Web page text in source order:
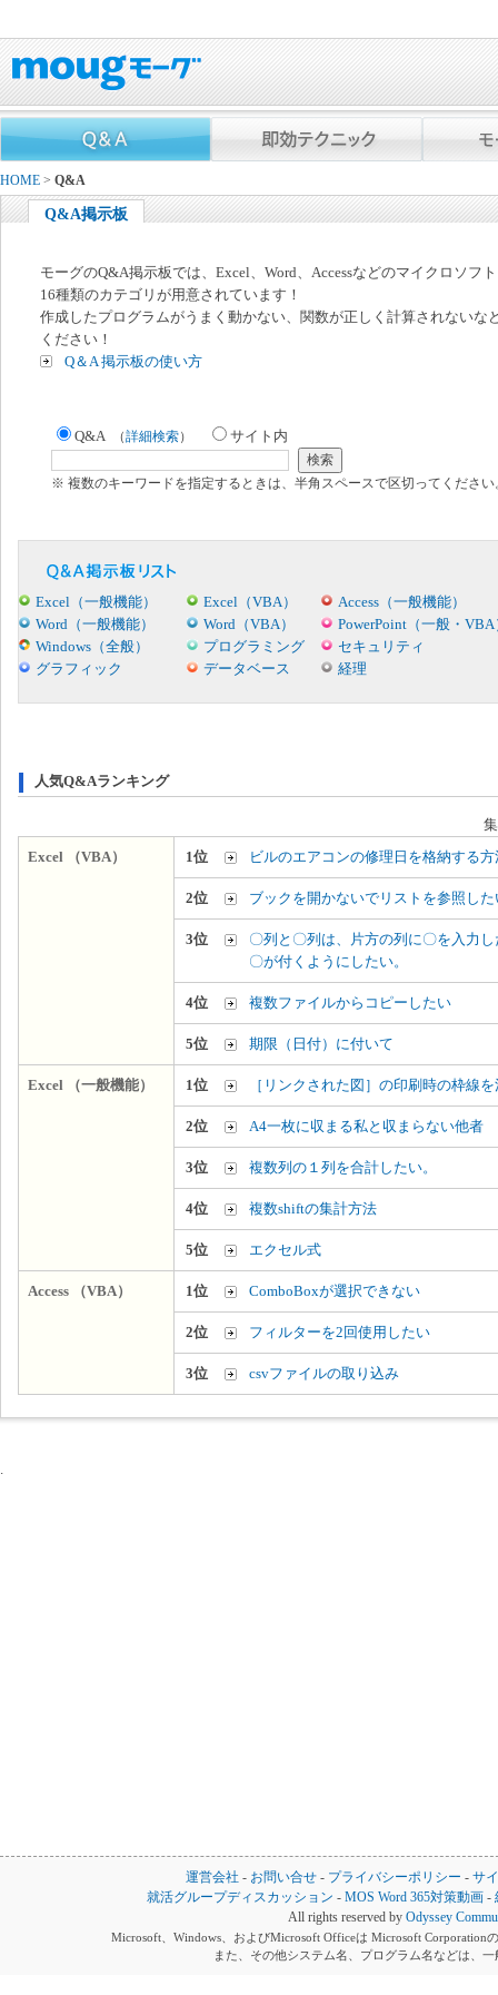
HOME > Q&A
Q&A掲示板
モーグのQ&A掲示板では、Excel、Word、Accessなどのマイクロソフ
16種類のカテゴリが用意されています！
作成したプログラムがうまく動かない、関数が正しく計算されないな
ください！
Q＆A 掲示板の使い方
Q&A （詳細検索） サイト内
※ 複数のキーワードを指定するときは、半角スペースで区切ってください
Excel（一般機能） Excel（VBA）
Access（一般機能）
Word（一般機能）
Word（VBA）
PowerPoint（一般・VBA
Windows（全般）
プログラミング
セキュリティ
グラフィック
データベース 経理
人気Q&Aランキング
Excel （VBA）
1位 ビルのエアコンの修理日を格納する方
2位 ブックを開かないでリストを参照した
3位
〇列と〇列は、片方の列に〇を入力
〇が付くようにしたい。
4位 複数ファイルからコピーしたい
5位 期限（日付）に付いて
Excel （一般機能） 1位 ［リンクされた図］の印刷時の枠線
2位 A4一枚に収まる私と収まらない他者
3位 複数列の１列を合計したい。
4位 複数shiftの集計方法
5位 エクセル式
Access （VBA） 1位 ComboBoxが選択できない
2位 フィルターを2回使用したい
3位 csvファイルの取り込み
運営会社 - お問い合せ - プライバシーポリシー - サ
就活グループディスカッション -MOS Word 365対策動画 -
All rights reserved by Odyssey
Microsoft、Windows、およびMicrosoft Officeは Microsoft Corporation
また、その他システム名、プログラム名などは、